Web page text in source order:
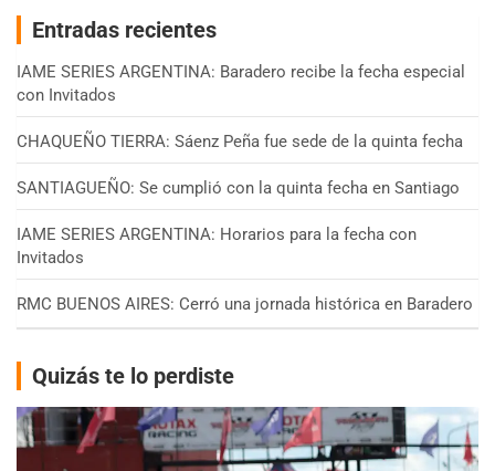
Entradas recientes
IAME SERIES ARGENTINA: Baradero recibe la fecha especial
con Invitados
CHAQUEÑO TIERRA: Sáenz Peña fue sede de la quinta fecha
SANTIAGUEÑO: Se cumplió con la quinta fecha en Santiago
IAME SERIES ARGENTINA: Horarios para la fecha con
Invitados
RMC BUENOS AIRES: Cerró una jornada histórica en Baradero
Quizás te lo perdiste